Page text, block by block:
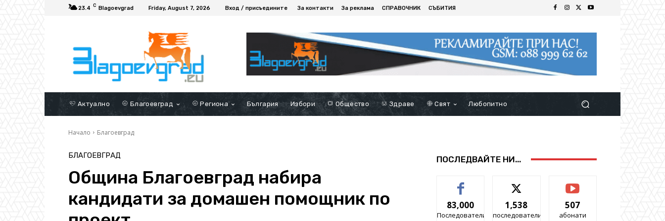
23.4 C Blagoevgrad Friday, August 7, 2026 Вход / присъедините За контакти За реклама СПРАВОЧНИК СЪБИТИЯ
Актуално Благоевград Региона България Избори Общество Здраве Свят Любопитно
Начало Благоевград
БЛАГОЕВГРАД
Община Благоевград набира
кандидати за домашен помощник по
ПОСЛЕДВАЙТЕ НИ...
83,000
Последователи
1,538
последователи
507
абонати